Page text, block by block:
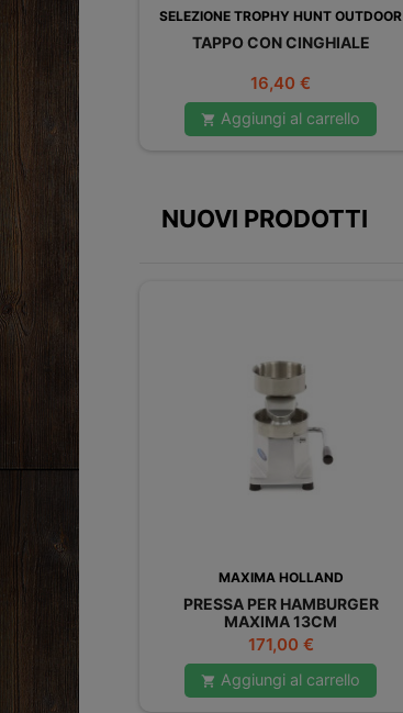
SELEZIONE TROPHY HUNT OUTDOOR
TAPPO CON CINGHIALE
Prezzo
16,40 €
 Aggiungi al carrello
NUOVI PRODOTTI
MAXIMA HOLLAND
PRESSA PER HAMBURGER
MAXIMA 13CM
Prezzo
171,00 €
 Aggiungi al carrello